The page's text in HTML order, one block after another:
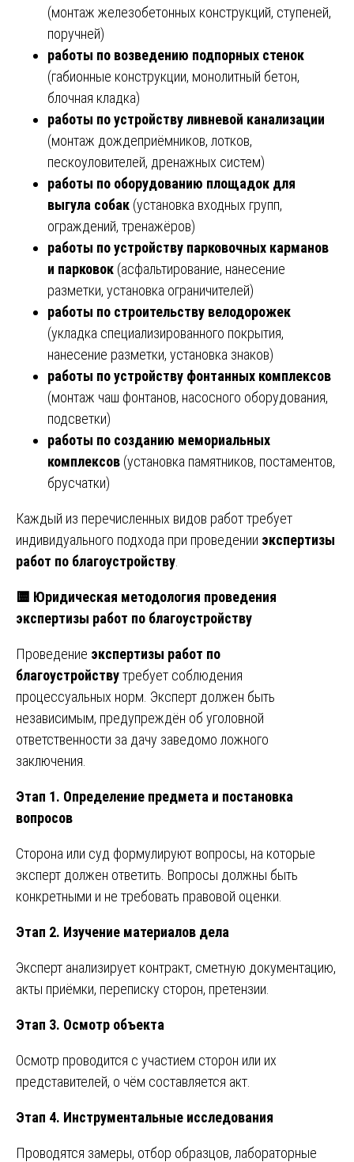
(монтаж железобетонных конструкций, ступеней,
поручней)
работы по возведению подпорных стенок
(габионные конструкции, монолитный бетон,
блочная кладка)
работы по устройству ливневой канализации
(монтаж дождеприёмников, лотков,
пескоуловителей, дренажных систем)
работы по оборудованию площадок для
выгула собак (установка входных групп,
ограждений, тренажёров)
работы по устройству парковочных карманов
и парковок (асфальтирование, нанесение
разметки, установка ограничителей)
работы по строительству велодорожек
(укладка специализированного покрытия,
нанесение разметки, установка знаков)
работы по устройству фонтанных комплексов
(монтаж чаш фонтанов, насосного оборудования,
подсветки)
работы по созданию мемориальных
комплексов (установка памятников, постаментов,
брусчатки)
Каждый из перечисленных видов работ требует
индивидуального подхода при проведении экспертизы
работ по благоустройству
🟨 Юридическая методология проведения
экспертизы работ по благоустройству
Проведение экспертизы работ по
благоустройствутребует соблюдения
процессуальных норм. Эксперт должен быть
независимым, предупреждён об уголовной
ответственности за дачу заведомо ложного
заключения.
Этап 1. Определение предмета и постановка
вопросов
Сторона или суд формулируют вопросы, на которые
эксперт должен ответить. Вопросы должны быть
конкретными и не требовать правовой оценки.
Этап 2. Изучение материалов дела
Эксперт анализирует контракт, сметную документацию,
акты приёмки, переписку сторон, претензии.
Этап 3. Осмотр объекта
Осмотр проводится с участием сторон или их
представителей, о чём составляется акт.
Этап 4. Инструментальные исследования
Проводятся замеры, отбор образцов, лабораторные